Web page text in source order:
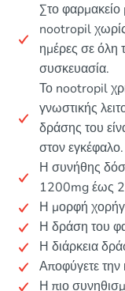
Στο φαρμακείο
nootropil
ημέρες σε όλη
συσκευασία.
Το nootropil
γνωστικής
δράσης του
στον εγκέφαλο.
Η συνήθης
1200mg έως
Η μορφή
Η δράση του
Η διάρκεια
Αποφύγετε
Η πιο